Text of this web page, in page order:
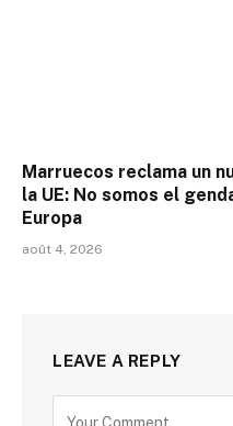
Marruecos reclama un
la UE: No somos el
Europa
août 4, 2026
LEAVE A REPLY